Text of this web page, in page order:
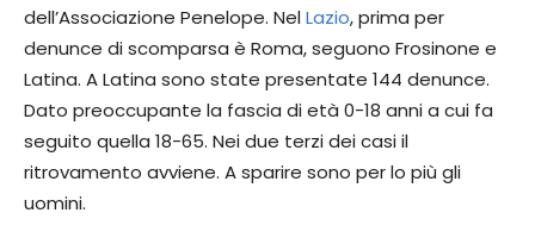
dell’Associazione Penelope. NelLazio, prima per
denunce di scomparsa è Roma, seguono Frosinone e
Latina. A Latina sono state presentate 144 denunce.
Dato preoccupante la fascia di età 0-18 anni a cui fa
seguito quella 18-65. Nei due terzi dei casi il
ritrovamento avviene. A sparire sono per lo più gli
uomini.